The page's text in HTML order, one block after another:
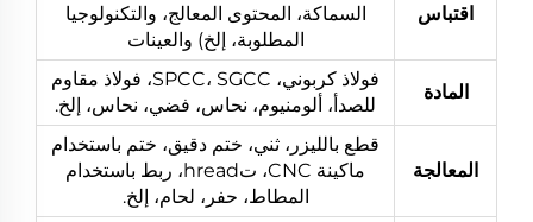
اقتباس
السماكة، المحتوى المعالج، والتكنولوجيا
المطلوبة، إلخ) والعينات
المادة
فولاذ كربوني، SPCC، SGCC، فولاذ مقاوم
للصدأ، ألومنيوم، نحاس، فضي، نحاس، إلخ.
المعالجة
قطع بالليزر، ثني، ختم دقيق، ختم باستخدام
ماكينة CNC، تhread، ربط باستخدام
المطاط، حفر، لحام، إلخ.